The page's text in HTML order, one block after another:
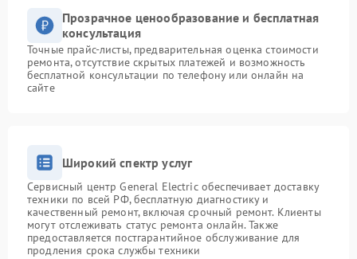
Прозрачное ценообразование и бесплатная
консультация
Точные прайс-листы, предварительная оценка стоимости
ремонта, отсутствие скрытых платежей и возможность
бесплатной консультации по телефону или онлайн на
сайте
Широкий спектр услуг
Сервисный центр General Electric обеспечивает доставку
техники по всей РФ, бесплатную диагностику и
качественный ремонт, включая срочный ремонт. Клиенты
могут отслеживать статус ремонта онлайн. Также
предоставляется постгарантийное обслуживание для
продления срока службы техники